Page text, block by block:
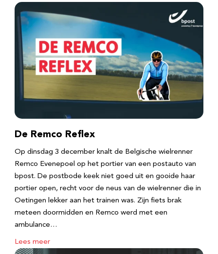
De Remco Reflex
Op dinsdag 3 december knalt de Belgische wielrenner
Remco Evenepoel op het portier van een postauto van
bpost. De postbode keek niet goed uit en gooide haar
portier open, recht voor de neus van de wielrenner die in
Oetingen lekker aan het trainen was. Zijn fiets brak
meteen doormidden en Remco werd met een
ambulance…
Lees meer